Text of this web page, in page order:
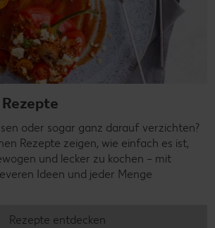
oder sogar ganz darauf verzichten?
Rezepte zeigen, wie einfach es ist,
und lecker zu kochen – mit
Ideen und jeder Menge
Rezepte entdecken